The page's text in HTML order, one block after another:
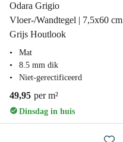
Odara Grigio
Vloer-/Wandtegel | 7,5x60 cm
Grijs Houtlook
Mat
8.5 mm dik
Niet-gerectificeerd
49,95 per m²
Dinsdag in huis